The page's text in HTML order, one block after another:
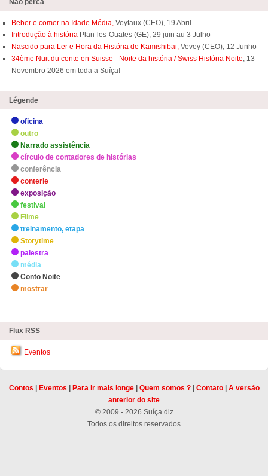
Não perca
Beber e comer na Idade Média, Veytaux (CEO), 19 Abril
Introdução à história Plan-les-Ouates (GE), 29 juin au 3 Julho
Nascido para Ler e Hora da História de Kamishibai, Vevey (CEO), 12 Junho
34ème Nuit du conte en Suisse - Noite da história / Swiss História Noite, 13
Novembro 2026 em toda a Suíça!
Légende
oficina
outro
Narrado assistência
círculo de contadores de histórias
conferência
conterie
exposição
festival
Filme
treinamento, etapa
Storytime
palestra
média
Conto Noite
mostrar
Flux RSS
Eventos
Contos Eventos Para ir mais longe| Quem somos ?| Contato| A versão
anterior do site
© 2009 - 2026 Suíça diz
Todos os direitos reservados